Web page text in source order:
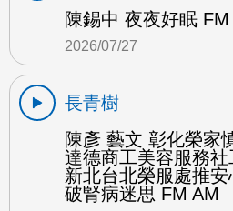
陳錫中 夜夜好眠 FM
2026/07/27
長青樹
陳彥 藝文 彰化榮家
達德商工美容服務
新北台北榮服處推
破腎病迷思 FM AM